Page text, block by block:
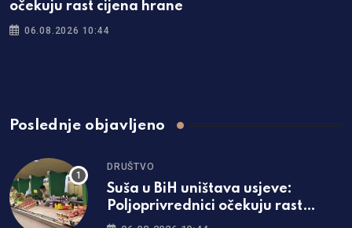
očekuju rast cijena hrane
06.08.2026 10:44
Poslednje objavljeno
DRUŠTVO
Suša u BiH uništava usjeve:
Poljoprivrednici očekuju rast
cijena hrane